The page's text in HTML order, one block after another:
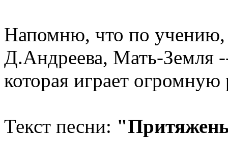
Напомню, что по учению,
Д.Андреева, Мать-Земля
которая играет
Текст песни: